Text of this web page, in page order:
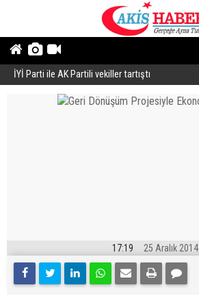
İYİ Parti ile AK Partili vekiller tartıştı
17:19 25 Aralık 2014